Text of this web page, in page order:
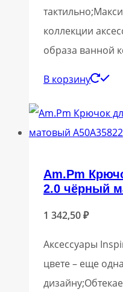
коллекции
образа ванной
В корзину
Am.Pm
2.0 чёрный
1 342,50₽
Аксессуары
цвете – еще